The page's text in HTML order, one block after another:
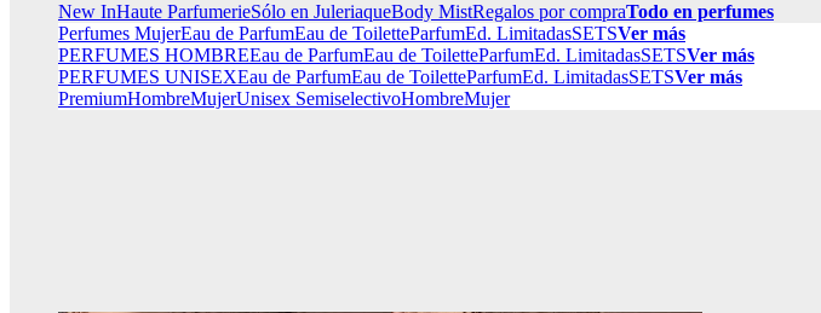
New InHaute ParfumerieSólo en JuleriaqueBody MistRegalos por compraTodo en perfumes
Perfumes MujerEau de ParfumEau de ToiletteParfumEd. LimitadasSETSVer más
PERFUMES HOMBREEau de ParfumEau de ToiletteParfumEd. LimitadasSETSVer más
PERFUMES UNISEXEau de ParfumEau de ToiletteParfumEd. LimitadasSETSVer más
PremiumHombreMujerUnisex SemiselectivoHombreMujer